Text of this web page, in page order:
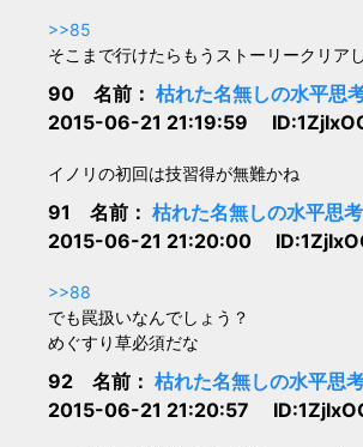
>>85
そこまで行けたらもうストーリークリア
90 名前： 枯れた名無しの水平思
2015-06-21 21:19:59
イノリの初回は技習得が無難かね
91 名前： 枯れた名無しの水平思
2015-06-21 21:20:00
>>88
でも罠扱いなんでしょう？
めぐすり草必須だな
92 名前： 枯れた名無しの水平思
2015-06-21 21:20:57